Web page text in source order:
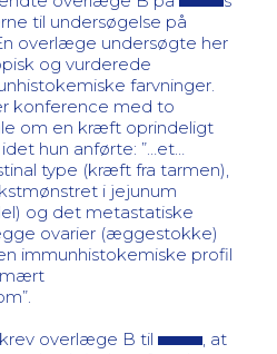
til undersøgelse på
overlæge undersøgte her
og vurderede
farvninger.
konference med to
om en kræft oprindeligt
hun anførte: ”…et…
type (kræft fra tarmen),
i jejunum
og det metastatiske
ovarier (æggestokke)
immunhistokemiske profil
overlæge B til
, at